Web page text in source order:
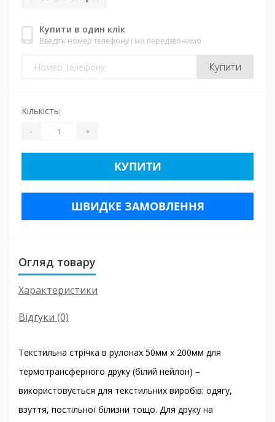
Купити в один клік
Введіть номер телефону і ми передзвонимо
Купити
Кількість:
- +
КУПИТИ
ШВИДКЕ ЗАМОВЛЕННЯ
Огляд товару
Характеристики
Відгуки (0)
Текстильна стрічка в рулонах 50мм х 200мм для
термотрансферного друку (білий нейлон) –
використовується для текстильних виробів: одягу,
взуття, постільної білизни тощо. Для друку на